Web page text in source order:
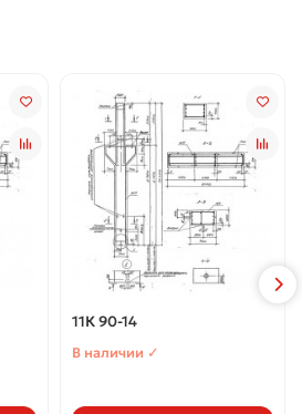
11К 90-14
В наличии ✓